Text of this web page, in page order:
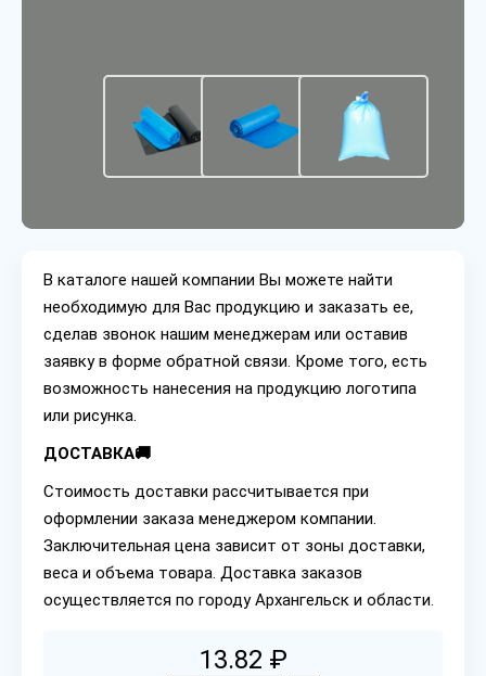
В каталоге нашей компании Вы можете найти
необходимую для Вас продукцию и заказать ее,
сделав звонок нашим менеджерам или оставив
заявку в форме обратной связи. Кроме того, есть
возможность нанесения на продукцию логотипа
или рисунка.
ДОСТАВКА🚚
Стоимость доставки рассчитывается при
оформлении заказа менеджером компании.
Заключительная цена зависит от зоны доставки,
веса и объема товара. Доставка заказов
осуществляется по городу Архангельск и области.
13.82 ₽